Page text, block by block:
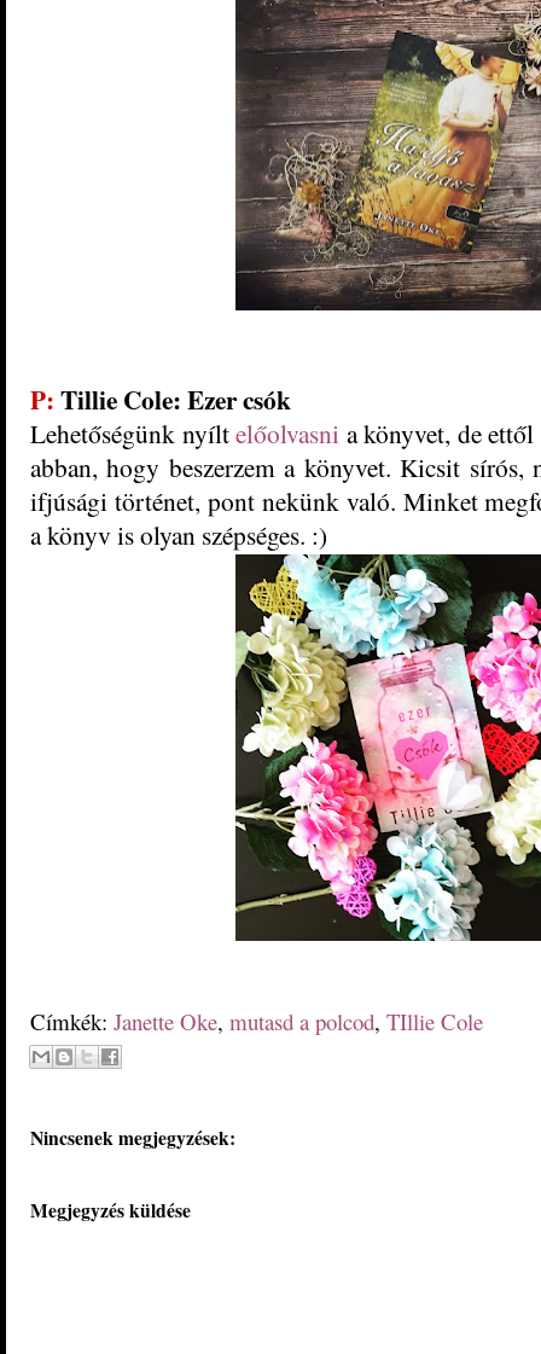
P:Tillie Cole: Ezer csók
Lehetőségünk nyíltelőolvasni a könyvet, de
abban, hogy beszerzem a könyvet. Kicsit sírós,
ifjúsági történet, pont nekünk való. Minket
a könyv is olyan szépséges. :)
Címkék: Janette Oke, mutasd a polcod, TIllie Cole
Nincsenek megjegyzések:
Megjegyzés küldése